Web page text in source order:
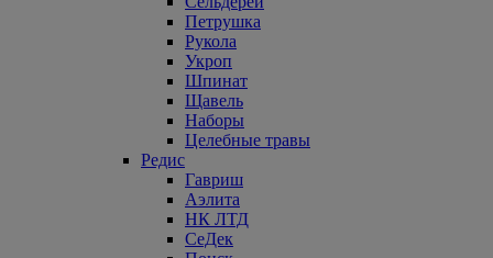
Петрушка
Рукола
Укроп
Шпинат
Щавель
Наборы
Целебные травы
Редис
Гавриш
Аэлита
НК ЛТД
СеДек